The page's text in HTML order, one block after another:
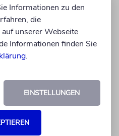
Route
York wieder
York und Tel Aviv
als El Al
Informationen zu den
die
unserer Webseite
Informationen finden Sie
.
EINSTELLUNGEN